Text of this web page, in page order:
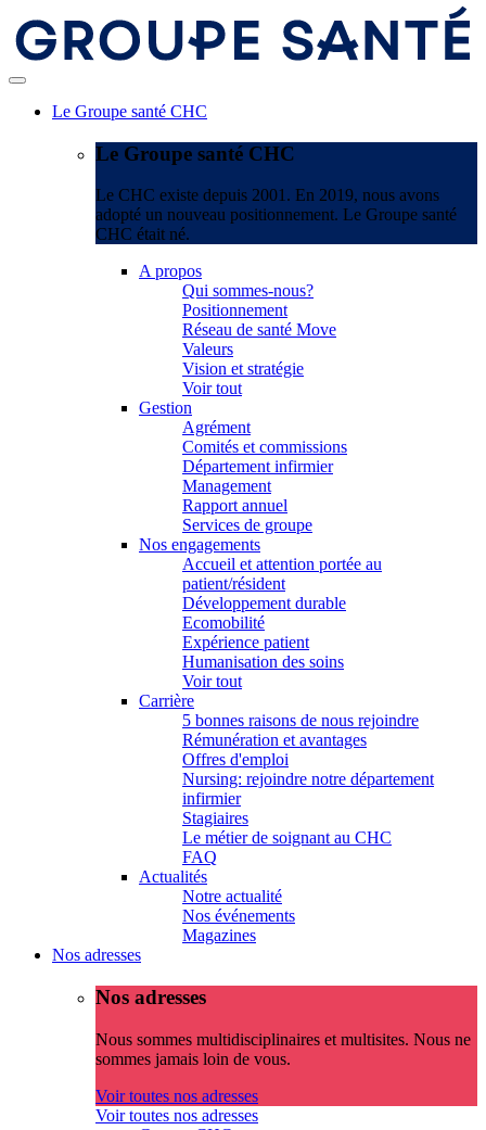
Le Groupe santé CHC
Le Groupe santé CHC
Le CHC existe depuis 2001. En 2019, nous avons
adopté un nouveau positionnement. Le Groupe santé
CHC était né.
A propos
Qui sommes-nous?
Positionnement
Réseau de santé Move
Valeurs
Vision et stratégie
Voir tout
Gestion
Agrément
Comités et commissions
Département infirmier
Management
Rapport annuel
Services de groupe
Nos engagements
Accueil et attention portée au
patient/résident
Développement durable
Ecomobilité
Expérience patient
Humanisation des soins
Voir tout
Carrière
5 bonnes raisons de nous rejoindre
Rémunération et avantages
Offres d'emploi
Nursing: rejoindre notre département
infirmier
Stagiaires
Le métier de soignant au CHC
FAQ
Actualités
Notre actualité
Nos événements
Magazines
Nos adresses
Nos adresses
Nous sommes multidisciplinaires et multisites. Nous ne
sommes jamais loin de vous.
Voir toutes nos adresses
Voir toutes nos adresses